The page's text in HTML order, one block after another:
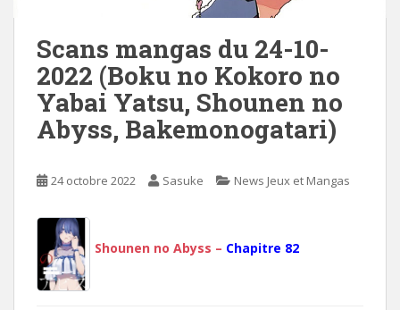
Scans mangas du 24-10-
2022 (Boku no Kokoro no
Yabai Yatsu, Shounen no
Abyss, Bakemonogatari)
24 octobre 2022 Sasuke News Jeux et Mangas
Shounen no Abyss – Chapitre 82